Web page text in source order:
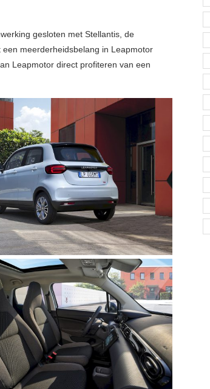
gesloten met Stellantis, de
meerderheidsbelang in Leapmotor
Leapmotor direct profiteren van een